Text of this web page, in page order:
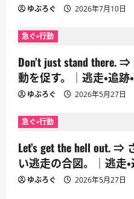
ゆぶろぐ 2026年7月10日
急ぐ・行動
Don’t just stand there.
動を促す。｜逃走・追跡
ゆぶろぐ 2026年5月27日
急ぐ・行動
Let’s get the hell out. ⇒
い逃走の合図。｜逃走
ゆぶろぐ 2026年5月27日